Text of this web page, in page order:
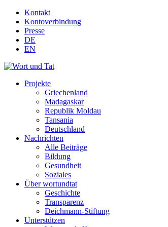
Kontakt
Kontoverbindung
Presse
DE
EN
Projekte
Griechenland
Madagaskar
Republik Moldau
Tansania
Deutschland
Nachrichten
Alle Beiträge
Bildung
Gesundheit
Soziales
Über wortundtat
Geschichte
Transparenz
Deichmann-Stiftung
Unterstützen